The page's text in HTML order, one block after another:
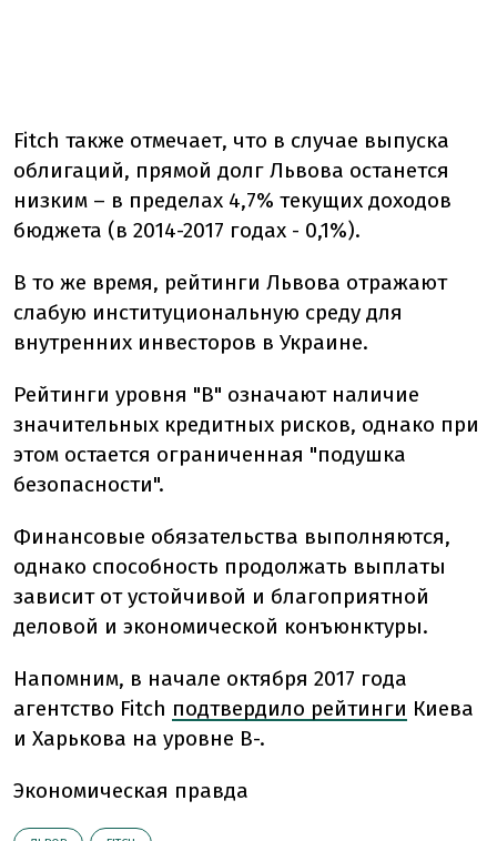
Fitch также отмечает, что в случае выпуска
облигаций, прямой долг Львова останется
низким – в пределах 4,7% текущих доходов
бюджета (в 2014-2017 годах - 0,1%).
В то же время, рейтинги Львова отражают
слабую институциональную среду для
внутренних инвесторов в Украине.
Рейтинги уровня "B" означают наличие
значительных кредитных рисков, однако при
этом остается ограниченная "подушка
безопасности".
Финансовые обязательства выполняются,
однако способность продолжать выплаты
зависит от устойчивой и благоприятной
деловой и экономической конъюнктуры.
Напомним, в начале октября 2017 года
агентство Fitch подтвердило рейтинги Киева
и Харькова на уровне В-.
Экономическая правда